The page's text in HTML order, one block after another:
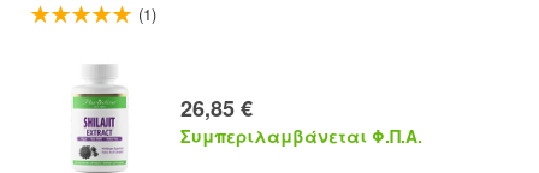
(1)
26,85 €
Συμπεριλαμβάνεται Φ.Π.Α.